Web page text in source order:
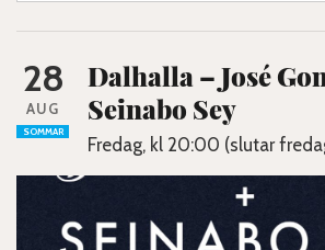
28
AUG
SOMMAR
Dalhalla – José
Seinabo Sey
Fredag, kl 20:00 (slutar